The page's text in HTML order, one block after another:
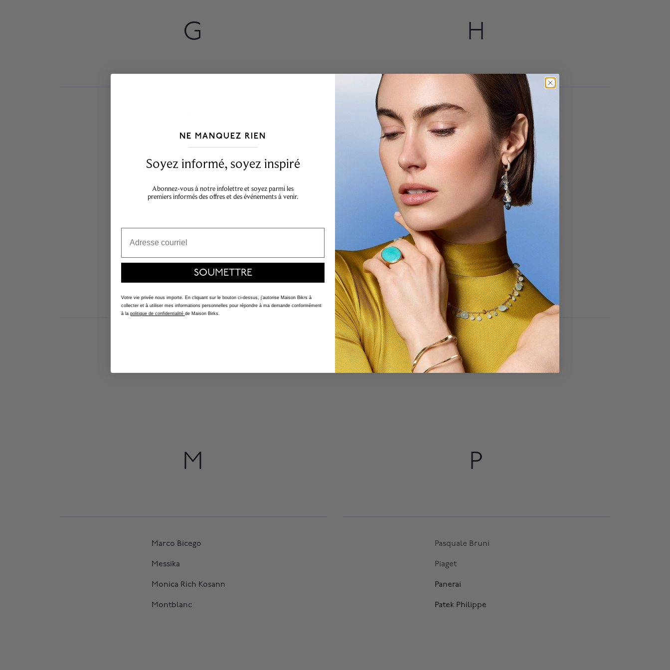
G H
Hamilton
J L
Longines
M
Marco Bicego
Messika
Monica Rich Kosann
Montblanc
P
Pasquale Bruni
Piaget
Panerai
Patek Philippe
NE MANQUEZ RIEN
Soyez informé, soyez inspiré
Abonnez-vous à notre infolettre et soyez parmi les
premiers informés des offres et des événements à venir.
SOUMETTRE
Votre vie privée nous importe. En cliquant sur le bouton ci-dessus, j'autorise Maison Bikrs à
collecter et à utiliser mes informations personnelles pour répondre à ma demande conformément
à la politique de confidentialité de Maison Birks.